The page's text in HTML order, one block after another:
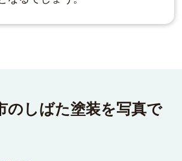
のしばた塗装を写真で